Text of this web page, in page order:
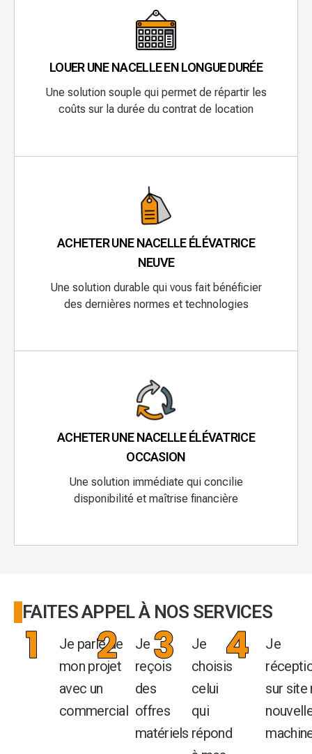
LOUER UNE NACELLE EN LONGUE DURÉE
Une solution souple qui permet de répartir les
coûts sur la durée du contrat de location
ACHETER UNE NACELLE ÉLÉVATRICE
NEUVE
Une solution durable qui vous fait bénéficier
des dernières normes et technologies
ACHETER UNE NACELLE ÉLÉVATRICE
OCCASION
Une solution immédiate qui concilie
disponibilité et maîtrise financière
FAITES APPEL À NOS SERVICES
Je parle de
mon projet
avec un
commercial
Je
reçois
des
offres
matériels
Je
choisis
celui
qui
répond
Je
sur site